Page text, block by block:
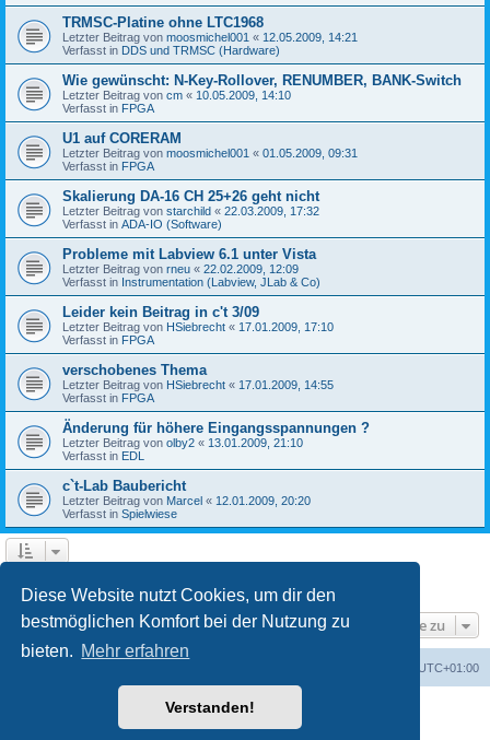
Diese Website nutzt Cookies, um dir den
bestmöglichen Komfort bei der Nutzung zu
bieten. Mehr erfahren
Verstanden!
TRMSC-Platine ohne LTC1968
Letzter Beitrag von moosmichel001 « 12.05.2009, 14:21
Verfasst in DDS und TRMSC (Hardware)
Wie gewünscht: N-Key-Rollover, RENUMBER, BANK-Switch
Letzter Beitrag von cm « 10.05.2009, 14:10
Verfasst in FPGA
U1 auf CORERAM
Letzter Beitrag von moosmichel001 « 01.05.2009, 09:31
Verfasst in FPGA
Skalierung DA-16 CH 25+26 geht nicht
Letzter Beitrag von starchild « 22.03.2009, 17:32
Verfasst in ADA-IO (Software)
Probleme mit Labview 6.1 unter Vista
Letzter Beitrag von rneu « 22.02.2009, 12:09
Verfasst in Instrumentation (Labview, JLab & Co)
Leider kein Beitrag in c't 3/09
Letzter Beitrag von HSiebrecht « 17.01.2009, 17:10
Verfasst in FPGA
verschobenes Thema
Letzter Beitrag von HSiebrecht « 17.01.2009, 14:55
Verfasst in FPGA
Änderung für höhere Eingangsspannungen ?
Letzter Beitrag von olby2 « 13.01.2009, 21:10
Verfasst in EDL
c`t-Lab Baubericht
Letzter Beitrag von Marcel « 12.01.2009, 20:20
Verfasst in Spielwiese
Gehe zu
UTC+01:00
Powered byphpBB® Forum Software © phpBB Limited
phpBB.de